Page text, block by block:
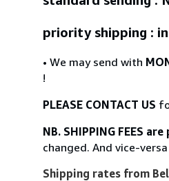
priority shipping :
• We may send with
!
PLEASE CONTACT US
NB. SHIPPING FEES
changed. And vice-
Shipping rates from